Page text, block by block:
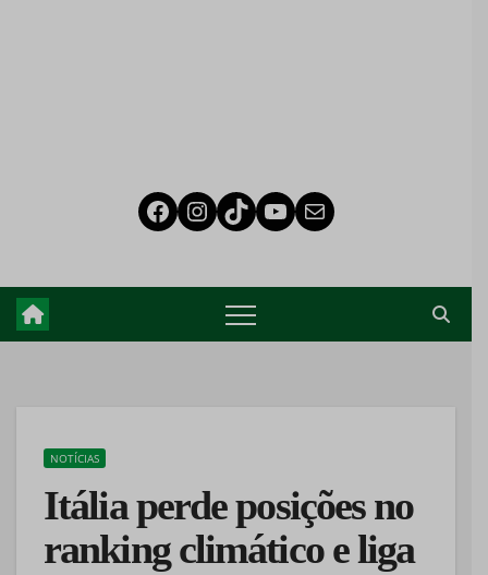
NOTÍCIAS
Itália perde posições no
ranking climático e liga